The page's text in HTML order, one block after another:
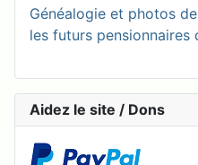
Généalogie et photos
les futurs pensionnaires
Aidez le site / Dons